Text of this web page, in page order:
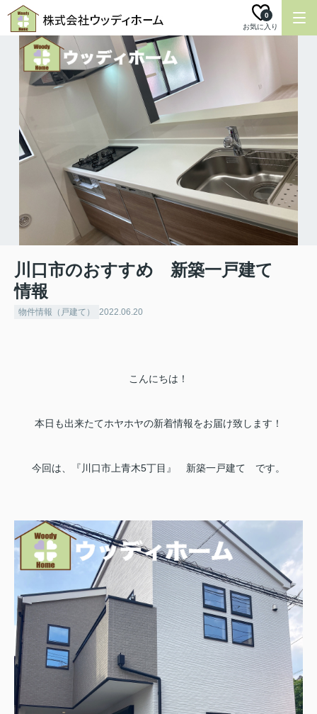
お気に入り
0
川口市のおすすめ 新築一戸建て
情報
物件情報（戸建て） 2022.06.20
こんにちは！
本日も出来たてホヤホヤの新着情報をお届け致します！
今回は、『川口市上青木5丁目』 新築一戸建て です。